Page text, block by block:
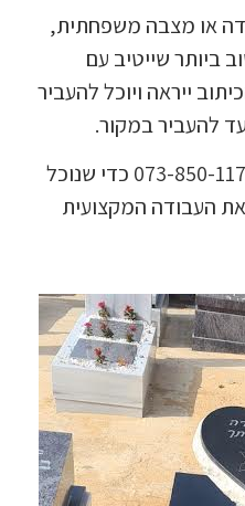
או מצבה משפחתית,
ביותר שייטיב עם
ייראה ויוכל להעביר
להעביר במקור.
התקשרו עוד היום לטלפון 073-850-1175 כדי שנוכל
את העבודה המקצועית